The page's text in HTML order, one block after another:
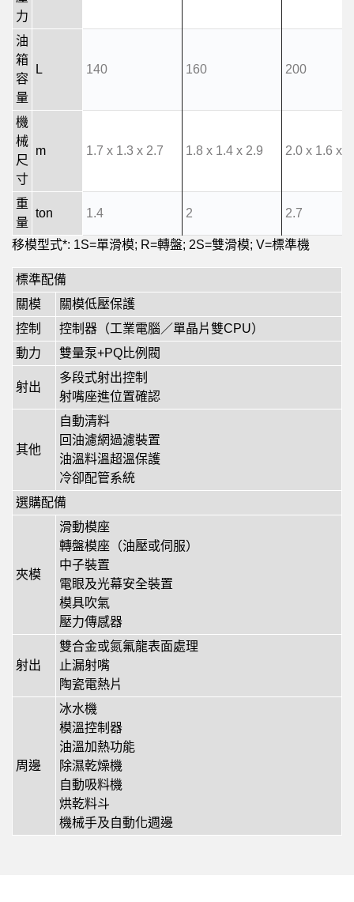
力
油
箱
容
量
L 140 160 200
機
械
尺
寸
m 1.7 x 1.3 x 2.7 1.8 x 1.4 x 2.9 2.0 x 1.6 x
重
量
ton 1.4 2 2.7
移模型式*: 1S=單滑模; R=轉盤; 2S=雙滑模; V=標準機
標準配備
關模
關模低壓保護
控制
控制器（工業電腦／單晶片雙CPU）
動力
雙量泵+PQ比例閥
射出
多段式射出控制
射嘴座進位置確認
其他
自動清料
回油濾網過濾裝置
油溫料溫超溫保護
冷卻配管系統
選購配備
夾模
滑動模座
轉盤模座（油壓或伺服）
中子裝置
電眼及光幕安全裝置
模具吹氣
壓力傳感器
射出
雙合金或氮氟龍表面處理
止漏射嘴
陶瓷電熱片
周邊
冰水機
模溫控制器
油溫加熱功能
除濕乾燥機
自動吸料機
烘乾料斗
機械手及自動化週邊